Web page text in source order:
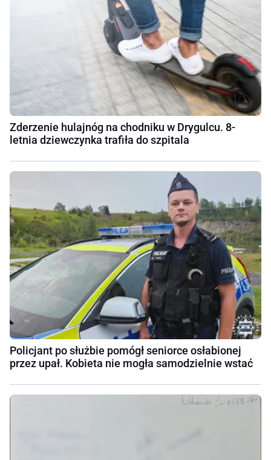
Zderzenie hulajnóg na chodniku w Drygulcu. 8-
letnia dziewczynka trafiła do szpitala
Policjant po służbie pomógł seniorce osłabionej
przez upał. Kobieta nie mogła samodzielnie wstać